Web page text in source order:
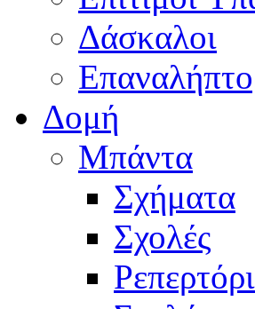
Δάσκαλοι
Δομή
Μπάντα
Σχήματα
Σχολές